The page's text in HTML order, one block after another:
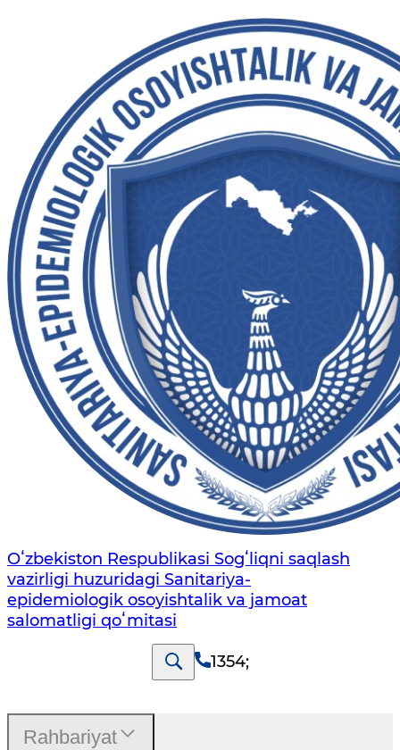
Oʻzbekiston Respublikasi Sogʻliqni saqlash
vazirligi huzuridagi Sanitariya-
epidemiologik osoyishtalik va jamoat
salomatligi qoʻmitasi
1354;
Rahbariyat